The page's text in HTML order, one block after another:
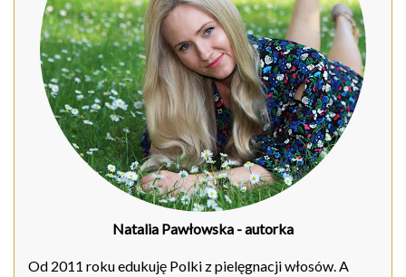
Natalia Pawłowska - autorka
Od 2011 roku edukuję Polki z pielęgnacji włosów. A